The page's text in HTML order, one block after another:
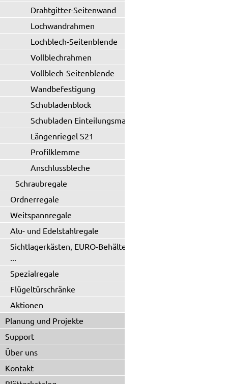
Drahtgitter-Seitenwand
Lochwandrahmen
Lochblech-Seitenblende
Vollblechrahmen
Vollblech-Seitenblende
Wandbefestigung
Schubladenblock
Schubladen Einteilungsmaterial
Längenriegel S21
Profilklemme
Anschlussbleche
Schraubregale
Ordnerregale
Weitspannregale
Alu- und Edelstahlregale
Sichtlagerkästen, EURO-Behälter
...
Spezialregale
Flügeltürschränke
Aktionen
Planung und Projekte
Support
Über uns
Kontakt